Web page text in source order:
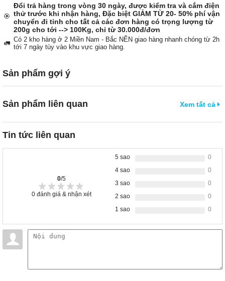
🏵️
Đổi trả hàng trong vòng 30 ngày, được kiểm tra và cắm điện
thử trước khi nhận hàng, Đặc biệt GIẢM TỪ 20- 50% phí vận
chuyển đi tỉnh cho tất cả các đơn hàng có trọng lượng từ
200g cho tới --> 100Kg, chỉ từ 30.000đ/đơn
🚛 Có 2 kho hàng ở 2 Miền Nam - Bắc NÊN giao hàng nhanh chóng từ 2h
tới 7 ngày tùy vào khu vực giao hàng.
Sản phẩm gợi ý
Sản phẩm liên quan Xem tất cả
Tin tức liên quan
0/5
0 đánh giá & nhận xét
5 sao
0
4 sao
0
3 sao
0
2 sao
0
1 sao
0